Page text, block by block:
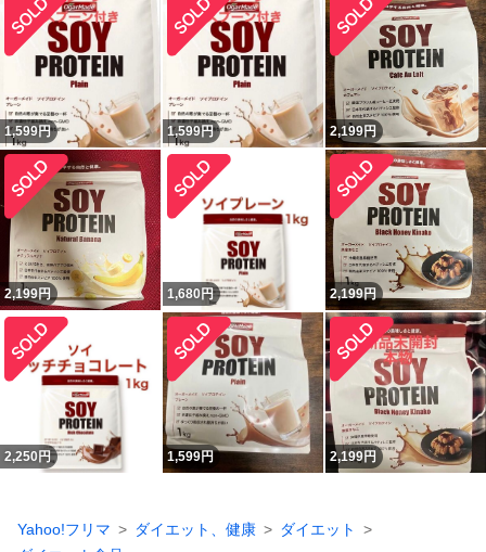
1,599円 1,599円 2,199円
2,199円 1,680 円 2,199円
2,250 円 1,599円 2,199円
Yahoo!フリマ ダイエット、健康
ダイエット